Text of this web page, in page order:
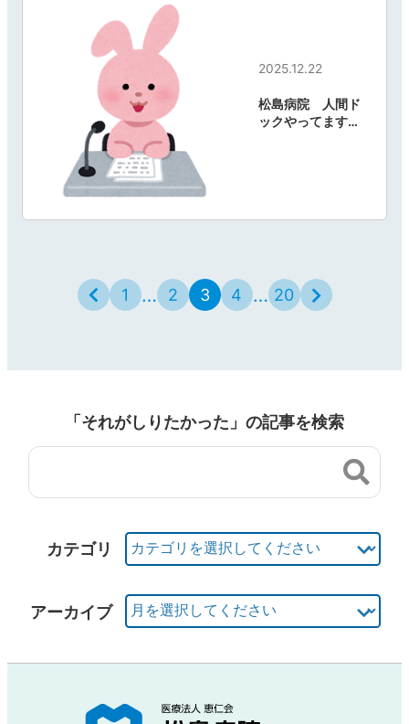
2025.12.22
松島病院 人間ド
ックやってます。
1 … 2 3 4 … 20
「それがしりたかった」の記事を検索
カテゴリ
アーカイブ